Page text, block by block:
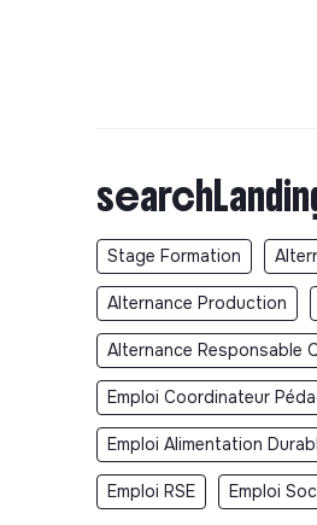
Stage Formation
Alternance Production
Alternance Responsable
Emploi Coordinateur
Emploi Alimentation
Emploi RSE Emploi